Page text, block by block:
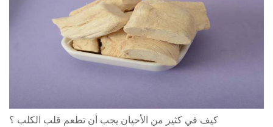
كيف في كثير من الأحيان يجب أن تطعم قلب الكلب ؟